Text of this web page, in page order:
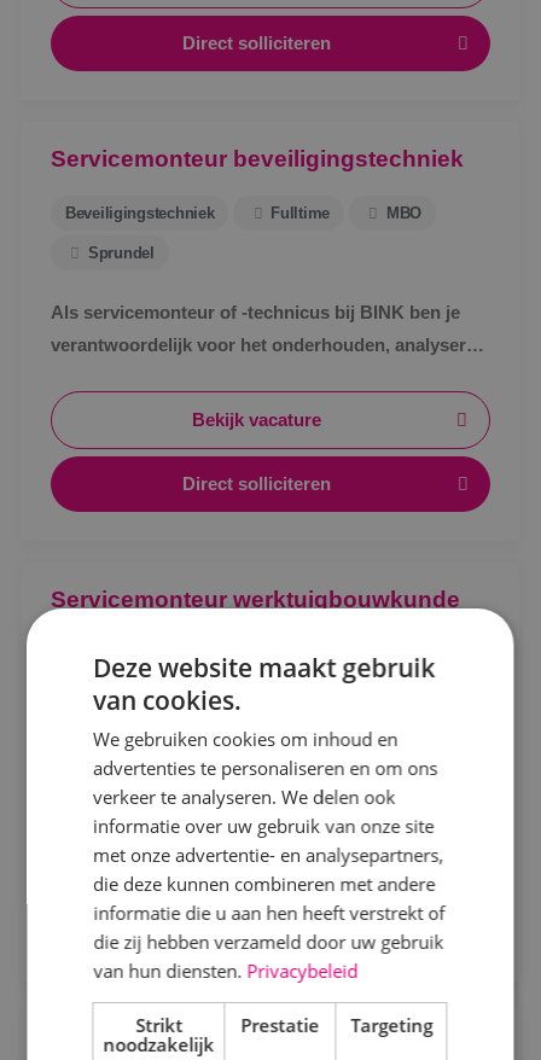
Kaatsheuvel
Sprundel
Specialisme
Beveiligingstechniek
Elektrotechniek
Energietechniek
Staf
Direct solliciteren
Servicemonteur beveiligingstechniek
Beveiligingstechniek Fulltime MBO
Sprundel
Als servicemonteur of -technicus bij BINK ben je
verantwoordelijk voor het onderhouden, analyseren
beveiligingsinstallaties.Bekijk vacature
Direct solliciteren
Servicemonteur werktuigbouwkunde
Werktuigbouwkunde Fulltime MBO
Alphen a/d Rijn, Kaatsheuvel, Sprundel
Als servicemonteur bij BINK bezoek jij onze klanten
op diverse locaties. Je komt in actie bij storingen en
defecte werktuigbouwkundige installaties.
Bekijk vacature
Direct solliciteren
Projectengineer beveiligingstechniek
Deze website maakt gebruik
van cookies.
We gebruiken cookies om inhoud en
advertenties te personaliseren en om ons
verkeer te analyseren. We delen ook
informatie over uw gebruik van onze site
met onze advertentie- en analysepartners,
die deze kunnen combineren met andere
informatie die u aan hen heeft verstrekt of
die zij hebben verzameld door uw gebruik
van hun diensten. Privacybeleid
Strikt
noodzakelijk
Prestatie Targeting